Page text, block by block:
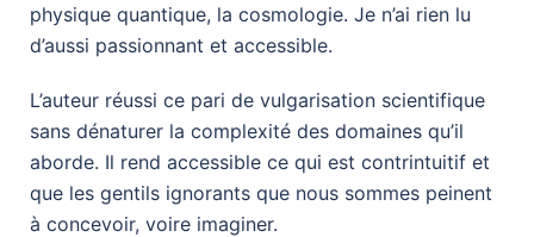
physique quantique, la cosmologie. Je n’ai rien lu
d’aussi passionnant et accessible.
L’auteur réussi ce pari de vulgarisation scientifique
sans dénaturer la complexité des domaines qu’il
aborde. Il rend accessible ce qui est contrintuitif et
que les gentils ignorants que nous sommes peinent
à concevoir, voire imaginer.